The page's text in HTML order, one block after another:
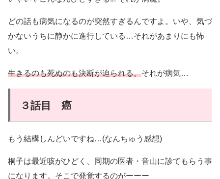
どの話も病気になるのが突然すぎるんですよ。いや、気づ
かないうちに静かに進行している…それがあまりにも怖
い。
生きるのも死ぬのも決断が迫られる。それが病気…
３話目 癌
もう結構しんどいですね…(なんちゅう感想)
桐子は最近咳がひどく、同期の医者・音山に診てもらう事
になります。そこで発覚するのがーーー